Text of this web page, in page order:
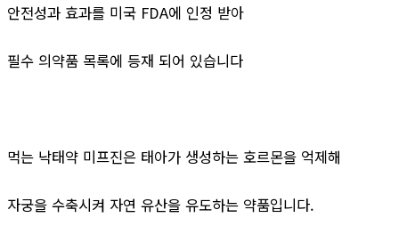
안전성과 효과를 미국 FDA에 인정 받아
필수 의약품 목록에 등재 되어 있습니다
먹는 낙태약 미프진은 태아가 생성하는 호르몬을 억제해
자궁을 수축시켜 자연 유산을 유도하는 약품입니다.